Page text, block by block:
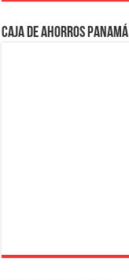
Caja de Ahorros Panamá